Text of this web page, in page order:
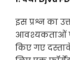
इस प्रश्न का
आवश्यकताओं
किए गए